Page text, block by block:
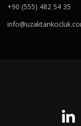
+90 (555) 482 54 35